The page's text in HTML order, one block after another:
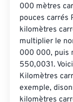
000 mètres
pouces carrés
kilomètres
multiplier le
000 000, puis
550,0031.
Kilomètres
exemple,
kilomètres